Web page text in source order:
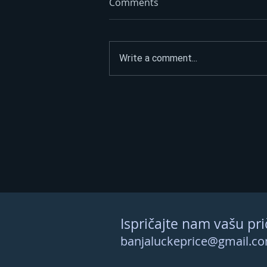
Write a comment...
Ispričajte nam vašu